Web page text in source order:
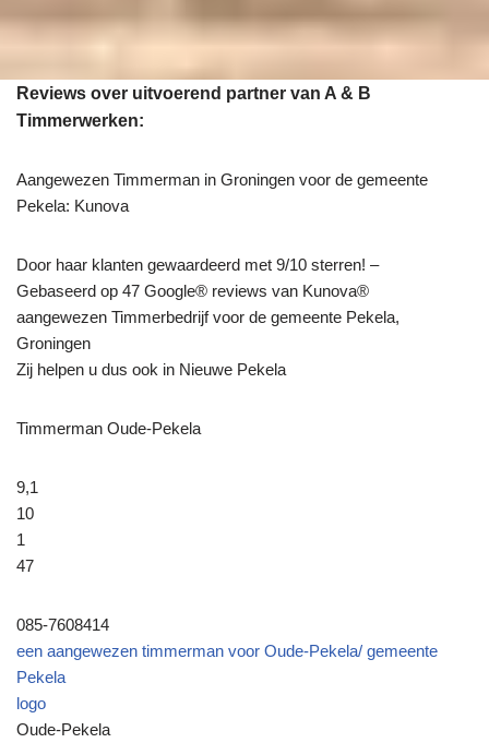
Reviews over uitvoerend partner van A & B
Timmerwerken:
Aangewezen Timmerman in Groningen voor de gemeente
Pekela: Kunova
Door haar klanten gewaardeerd met 9/10 sterren! –
Gebaseerd op 47 Google® reviews van Kunova®
aangewezen Timmerbedrijf voor de gemeente Pekela,
Groningen
Zij helpen u dus ook in Nieuwe Pekela
Timmerman Oude-Pekela
9,1
10
1
47
085-7608414
een aangewezen timmerman voor Oude-Pekela/ gemeente
Pekela
logo
Oude-Pekela